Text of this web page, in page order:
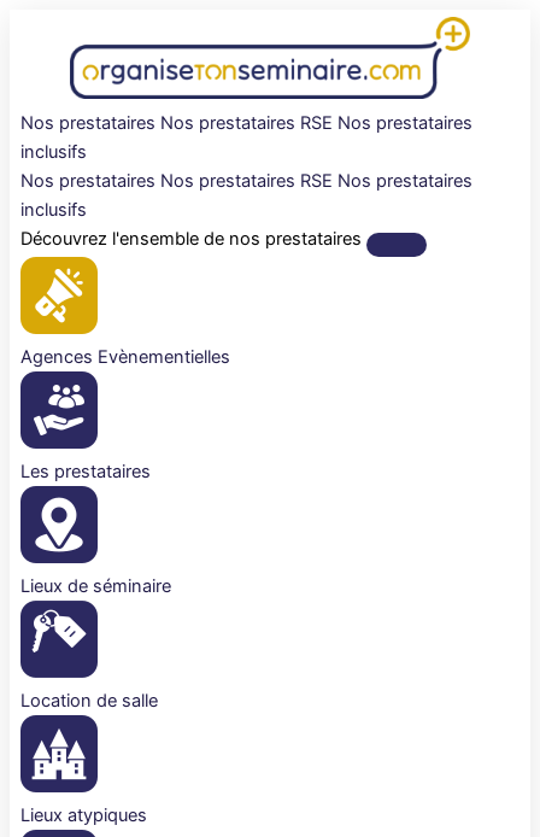
Nos prestataires Nos prestataires RSE Nos prestataires
inclusifs
Nos prestataires Nos prestataires RSE Nos prestataires
inclusifs
Découvrez l'ensemble de nos prestataires
Agences Evènementielles
Les prestataires
Lieux de séminaire
Location de salle
Lieux atypiques